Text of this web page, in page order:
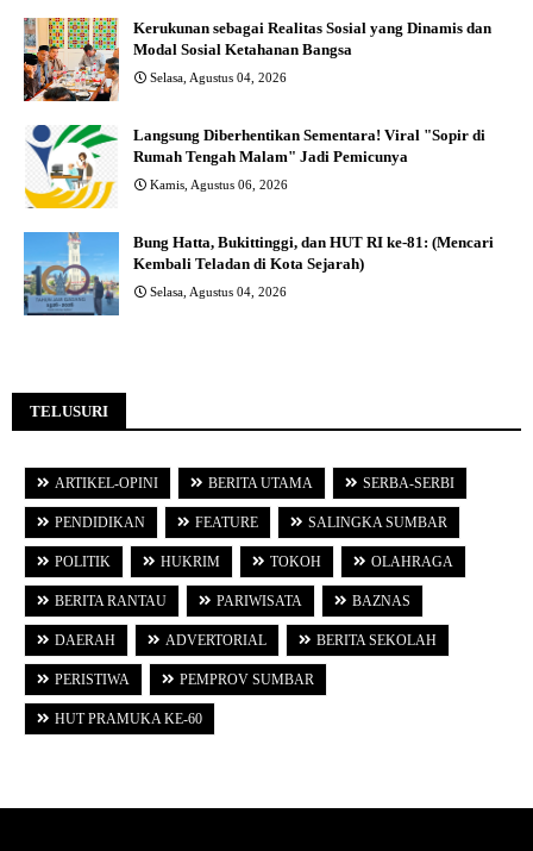
Kerukunan sebagai Realitas Sosial yang Dinamis dan
Modal Sosial Ketahanan Bangsa
Selasa, Agustus 04, 2026
Langsung Diberhentikan Sementara! Viral "Sopir di
Rumah Tengah Malam" Jadi Pemicunya
Kamis, Agustus 06, 2026
Bung Hatta, Bukittinggi, dan HUT RI ke-81: (Mencari
Kembali Teladan di Kota Sejarah)
Selasa, Agustus 04, 2026
TELUSURI
ARTIKEL-OPINI BERITA UTAMA SERBA-SERBI
PENDIDIKAN FEATURE SALINGKA SUMBAR
POLITIK HUKRIM TOKOH OLAHRAGA
BERITA RANTAU PARIWISATA BAZNAS
DAERAH ADVERTORIAL BERITA SEKOLAH
PERISTIWA PEMPROV SUMBAR
HUT PRAMUKA KE-60